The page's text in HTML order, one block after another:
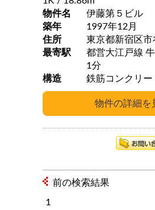
物件名
伊藤第５ビル
築年
1997年12月
住所
東京都新宿区市
最寄駅
都営大江戸線 牛込
1分
構造
鉄筋コンクリー
前の検索結果
1